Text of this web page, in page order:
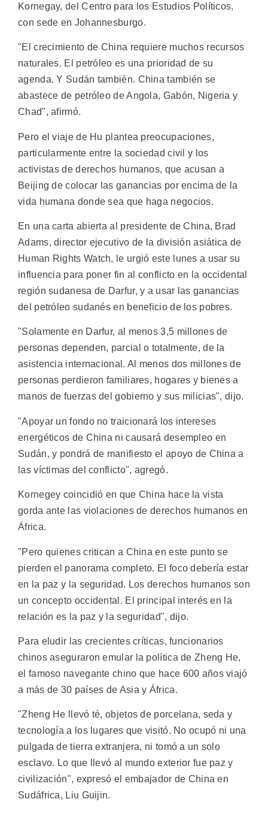
Kornegay, del Centro para los Estudios Políticos,
con sede en Johannesburgo.
"El crecimiento de China requiere muchos recursos
naturales. El petróleo es una prioridad de su
agenda. Y Sudán también. China también se
abastece de petróleo de Angola, Gabón, Nigeria y
Chad", afirmó.
Pero el viaje de Hu plantea preocupaciones,
particularmente entre la sociedad civil y los
activistas de derechos humanos, que acusan a
Beijing de colocar las ganancias por encima de la
vida humana donde sea que haga negocios.
En una carta abierta al presidente de China, Brad
Adams, director ejecutivo de la división asiática de
Human Rights Watch, le urgió este lunes a usar su
influencia para poner fin al conflicto en la occidental
región sudanesa de Darfur, y a usar las ganancias
del petróleo sudanés en beneficio de los pobres.
"Solamente en Darfur, al menos 3,5 millones de
personas dependen, parcial o totalmente, de la
asistencia internacional. Al menos dos millones de
personas perdieron familiares, hogares y bienes a
manos de fuerzas del gobierno y sus milicias", dijo.
"Apoyar un fondo no traicionará los intereses
energéticos de China ni causará desempleo en
Sudán, y pondrá de manifiesto el apoyo de China a
las víctimas del conflicto", agregó.
Kornegey coincidió en que China hace la vista
gorda ante las violaciones de derechos humanos en
África.
"Pero quienes critican a China en este punto se
pierden el panorama completo. El foco debería estar
en la paz y la seguridad. Los derechos humanos son
un concepto occidental. El principal interés en la
relación es la paz y la seguridad", dijo.
Para eludir las crecientes críticas, funcionarios
chinos aseguraron emular la política de Zheng He,
el famoso navegante chino que hace 600 años viajó
a más de 30 países de Asia y África.
"Zheng He llevó té, objetos de porcelana, seda y
tecnología a los lugares que visitó. No ocupó ni una
pulgada de tierra extranjera, ni tomó a un solo
esclavo. Lo que llevó al mundo exterior fue paz y
civilización", expresó el embajador de China en
Sudáfrica, Liu Guijin.